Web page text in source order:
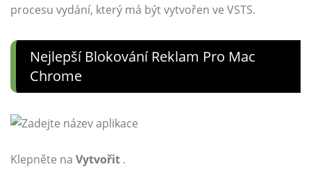
procesu vydání, který má být vytvořen ve VSTS.
Nejlepší Blokování Reklam Pro Mac
Chrome
Klepněte na Vytvořit .